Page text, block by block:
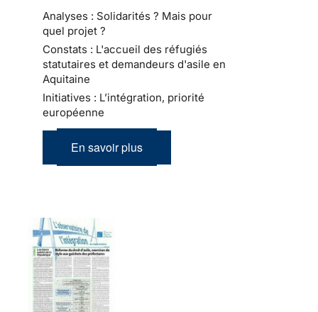
Analyses : Solidarités ? Mais pour
quel projet ?
Constats : L'accueil des réfugiés
statutaires et demandeurs d'asile en
Aquitaine
Initiatives : L’intégration, priorité
européenne
En savoir plus